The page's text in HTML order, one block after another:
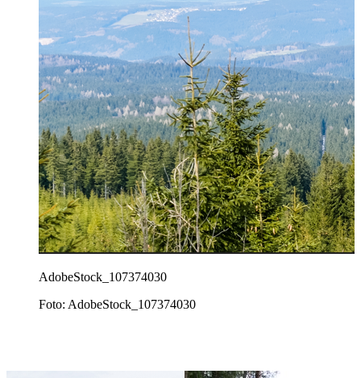
AdobeStock_107374030
Foto: AdobeStock_107374030